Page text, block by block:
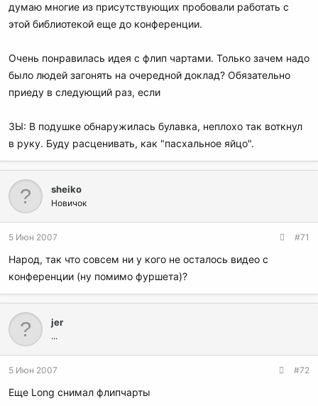
думаю многие из присутствующих пробовали работать с
этой библиотекой еще до конференции.
Очень понравилась идея с флип чартами. Только зачем надо
было людей загонять на очередной доклад? Обязательно
приеду в следующий раз, если
ЗЫ: В подушке обнаружилась булавка, неплохо так воткнул
в руку. Буду расценивать, как "пасхальное яйцо".
sheiko
Новичок
5 Июн 2007 #71
Народ, так что совсем ни у кого не осталось видео с
конференции (ну помимо фуршета)?
jer
...
5 Июн 2007 #72
Еще Long снимал флипчарты